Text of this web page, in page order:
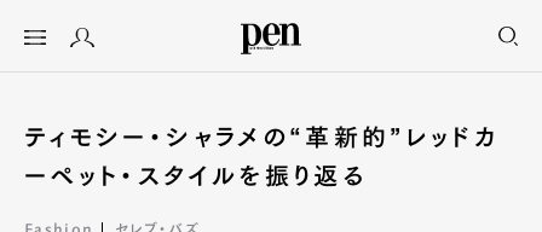
ティモシー・シャラメの“革新的”レッドカ
ーペット・スタイルを振り返る
Fashion セレブ・バズ